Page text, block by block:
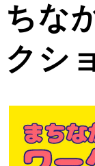
ちな
クシ